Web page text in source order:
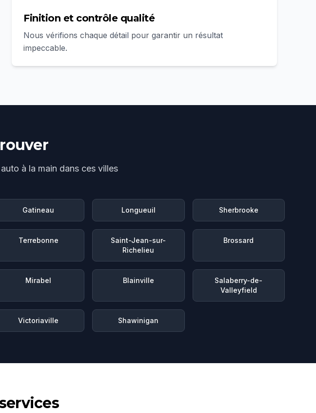
Finition et contrôle qualité
Nous vérifions chaque détail pour garantir un résultat
impeccable.
à la main dans ces villes
Gatineau Longueuil Sherbrooke
Terrebonne
Saint-Jean-sur-
Richelieu
Brossard
Mirabel Blainville
Salaberry-de-
Valleyfield
Victoriaville Shawinigan